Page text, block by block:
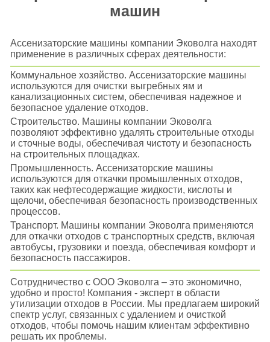
машин
Ассенизаторские машины компании Эковолга находят
применение в различных сферах деятельности:
Коммунальное хозяйство. Ассенизаторские машины
используются для очистки выгребных ям и
канализационных систем, обеспечивая надежное и
безопасное удаление отходов.
Строительство. Машины компании Эковолга
позволяют эффективно удалять строительные отходы
и сточные воды, обеспечивая чистоту и безопасность
на строительных площадках.
Промышленность. Ассенизаторские машины
используются для откачки промышленных отходов,
таких как нефтесодержащие жидкости, кислоты и
щелочи, обеспечивая безопасность производственных
процессов.
Транспорт. Машины компании Эковолга применяются
для откачки отходов с транспортных средств, включая
автобусы, грузовики и поезда, обеспечивая комфорт и
безопасность пассажиров.
Сотрудничество с ООО Эковолга – это экономично,
удобно и просто! Компания - эксперт в области
утилизации отходов в России. Мы предлагаем широкий
спектр услуг, связанных с удалением и очисткой
отходов, чтобы помочь нашим клиентам эффективно
решать их проблемы.